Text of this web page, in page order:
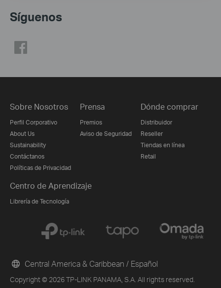
Síguenos
Sobre Nosotros
Perfil Corporativo
About Us
Sustainability
Contáctanos
Políticas de Privacidad
Prensa
Premios
Aviso de Seguridad
Dónde comprar
Distribuidor
Reseller
Tiendas en línea
Retail
Centro de Aprendizaje
Librería de Tecnología
Copyright © 2026 TP-LINK PANAMA, S.A. All rights reserved.
Central America & Caribbean / Español